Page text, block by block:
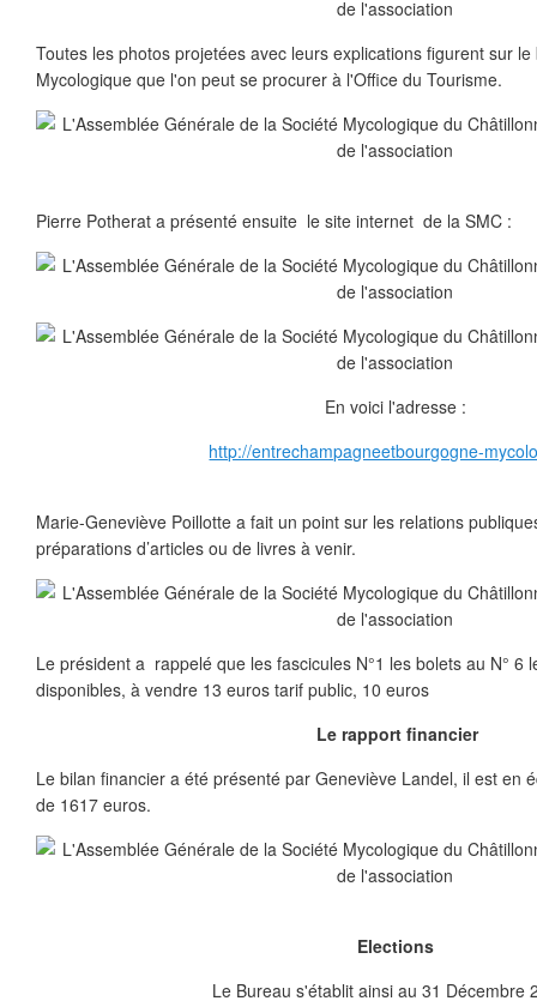
Toutes les photos projetées avec leurs explications figurent sur
Mycologique que l'on peut se procurer à l'Office du Tourisme.
Pierre Potherat a présenté ensuite le site internet de la SMC :
En voici l'adresse :
http://entrechampagneetbourgogne-
Marie-Geneviève Poillotte a fait un point sur les relations
préparations d’articles ou de livres à venir.
Le président a rappelé que les fascicules N°1 les bolets au N° 6
disponibles, à vendre 13 euros tarif public, 10 euros
Le rapport financier
Le bilan financier a été présenté par Geneviève Landel, il est en
de 1617 euros.
Elections
Le Bureau s'établit ainsi au 31 Décembre